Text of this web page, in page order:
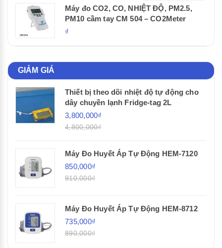
Máy đo CO2, CO, NHIỆT ĐỘ, PM2.5,
PM10 cầm tay CM 504 – CO2Meter
₫
GIẢM GIÁ
Thiết bị theo dõi nhiệt độ tự động cho
dây chuyền lạnh Fridge-tag 2L
3,800,000₫
4,800,000₫
Máy Đo Huyết Áp Tự Động HEM-7120
850,000₫
910,000₫
Máy Đo Huyết Áp Tự Động HEM-8712
735,000₫
890,000₫